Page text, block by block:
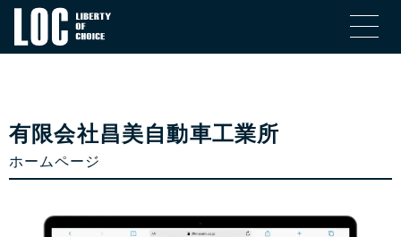
有限会社昌美自動車工業所
ホームページ